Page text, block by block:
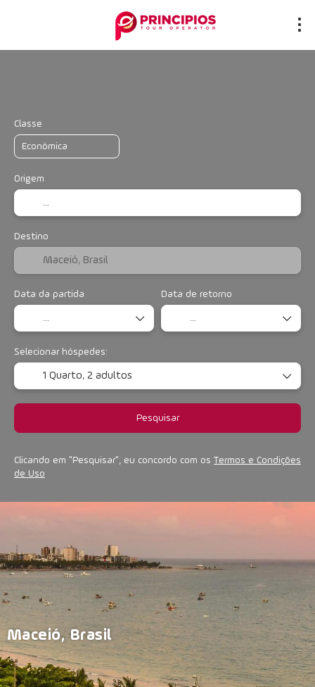
Maceió, Brasil
Classe
Origem
Destino
Data da partida Data de retorno
Selecionar hóspedes:
1 Quarto, 2 adultos
Pesquisar
Clicando em "Pesquisar", eu concordo com os Termos e Condições
de Uso